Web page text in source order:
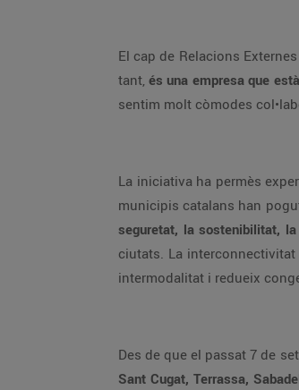
El cap de Relacions
tant, és una empresa que
sentim molt còmodes
La iniciativa ha permès
municipis catalans han
seguretat, la sostenibilitat,
ciutats. La
intermodalitat i redueix
Des de que el passat 7 de
Sant Cugat, Terrassa,